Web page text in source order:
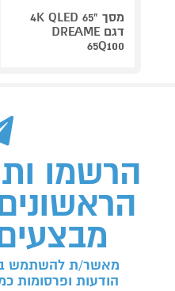
מסך "4K QLED 65
דגם DREAME
65Q100
הרשמו
מאשר/ת להשתמש
הודעות ופרסומות